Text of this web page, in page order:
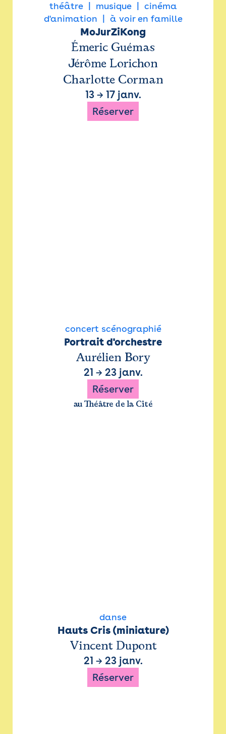
théâtre musique
cinéma
d'animation
à voir en famille
MoJurZiKong
Émeric Guémas
Jérôme Lorichon
Charlotte Corman
13→ 17 janv.
Réserver
concert scénographié
Portrait d'orchestre
Aurélien Bory
21 → 23 janv.
Réserver
au Théâtre de la Cité
danse
Hauts Cris (miniature)
Vincent Dupont
21 → 23 janv.
Réserver